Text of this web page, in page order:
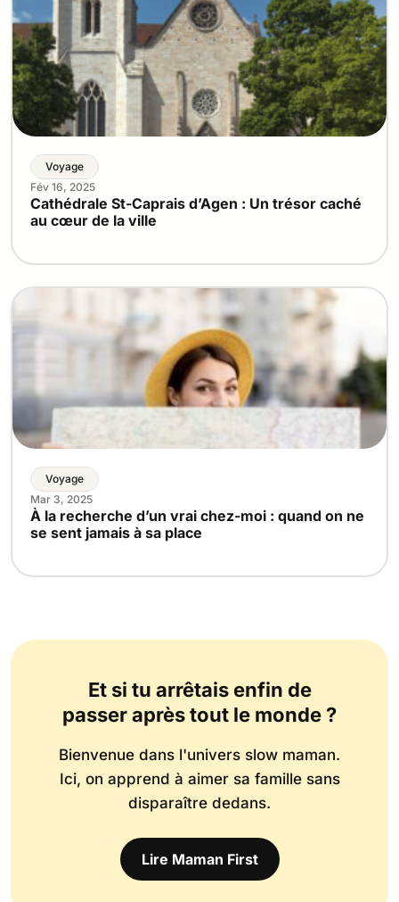
Voyage
Fév 16, 2025
Cathédrale St-Caprais d’Agen : Un trésor caché
au cœur de la ville
Voyage
Mar 3, 2025
À la recherche d’un vrai chez-moi : quand on ne
se sent jamais à sa place
Et si tu arrêtais enfin de
passer après tout le monde ?
Bienvenue dans l'univers slow maman.
Ici, on apprend à aimer sa famille sans
disparaître dedans.
Lire Maman First